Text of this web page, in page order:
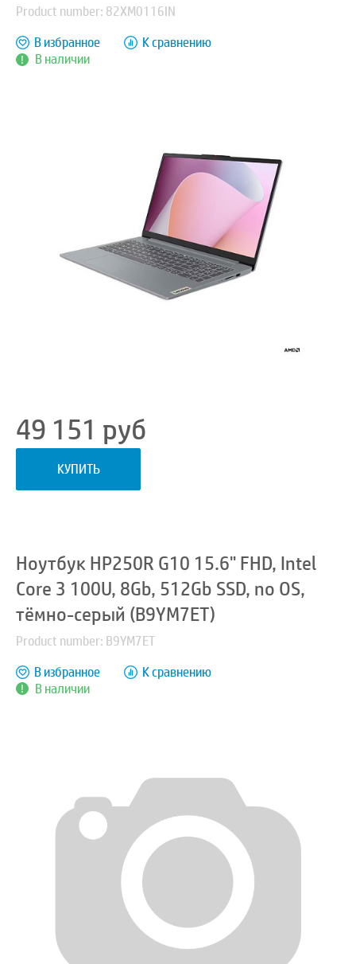
Product number: 82XM0116IN
В наличии
В избранное К сравнению
49 151 руб
КУПИТЬ
Ноутбук HP250R G10 15.6" FHD, Intel
Core 3 100U, 8Gb, 512Gb SSD, no OS,
тёмно-серый (B9YM7ET)
Product number: B9YM7ET
В наличии
В избранное К сравнению